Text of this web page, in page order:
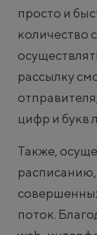
просто и
количество
рассылку
цифр и букв
Также,
поток.